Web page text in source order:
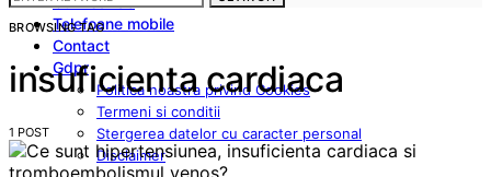
Telefoane mobile
Contact
Gdpr
Politica noastra privind Cookies
Termeni si conditii
Stergerea datelor cu caracter personal
Disclaimer
BROWSING TAG
insuficienta cardiaca
1 POST